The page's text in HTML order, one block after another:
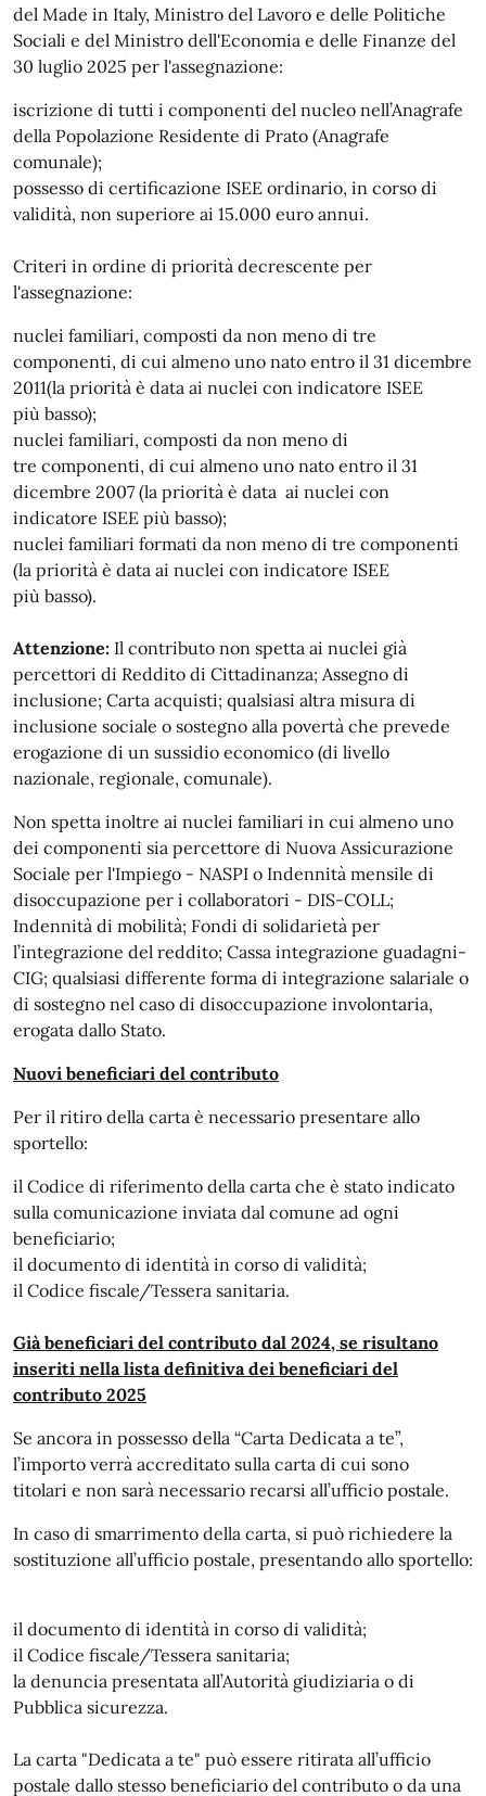
del Made in Italy, Ministro del Lavoro e delle Politiche
Sociali e del Ministro dell'Economia e delle Finanze del
30 luglio 2025 per l'assegnazione:
iscrizione di tutti i componenti del nucleo nell’Anagrafe
della Popolazione Residente di Prato (Anagrafe
comunale);
possesso di certificazione ISEE ordinario, in corso di
validità, non superiore ai 15.000 euro annui.
Criteri in ordine di priorità decrescente per
l'assegnazione:
nuclei familiari, composti da non meno di tre
componenti, di cui almeno uno nato entro il 31 dicembre
2011(la priorità è data ai nuclei con indicatore ISEE
più basso);
nuclei familiari, composti da non meno di
tre componenti, di cui almeno uno nato entro il 31
dicembre 2007 (la priorità è data ai nuclei con
indicatore ISEE più basso);
nuclei familiari formati da non meno di tre componenti
(la priorità è data ai nuclei con indicatore ISEE
più basso).
Attenzione: Il contributo non spetta ai nuclei già
percettori di Reddito di Cittadinanza; Assegno di
inclusione; Carta acquisti; qualsiasi altra misura di
inclusione sociale o sostegno alla povertà che prevede
erogazione di un sussidio economico (di livello
nazionale, regionale, comunale).
Non spetta inoltre ai nuclei familiari in cui almeno uno
dei componenti sia percettore di Nuova Assicurazione
Sociale per l'Impiego - NASPI o Indennità mensile di
disoccupazione per i collaboratori - DIS-COLL;
Indennità di mobilità; Fondi di solidarietà per
l’integrazione del reddito; Cassa integrazione guadagni-
CIG; qualsiasi differente forma di integrazione salariale o
di sostegno nel caso di disoccupazione involontaria,
erogata dallo Stato.
Nuovi beneficiari del contributo
Per il ritiro della carta è necessario presentare allo
sportello:
il Codice di riferimento della carta che è stato indicato
sulla comunicazione inviata dal comune ad ogni
beneficiario;
il documento di identità in corso di validità;
il Codice fiscale/Tessera sanitaria.
Già beneficiari del contributo dal 2024, se risultano
inseriti nella lista definitiva dei beneficiari del
contributo 2025
Se ancora in possesso della “Carta Dedicata a te”,
l’importo verrà accreditato sulla carta di cui sono
titolari e non sarà necessario recarsi all’ufficio postale.
In caso di smarrimento della carta, si può richiedere la
sostituzione all’ufficio postale, presentando allo sportello:
il documento di identità in corso di validità;
il Codice fiscale/Tessera sanitaria;
la denuncia presentata all’Autorità giudiziaria o di
Pubblica sicurezza.
La carta "Dedicata a te" può essere ritirata all’ufficio
postale dallo stesso beneficiario del contributo o da una